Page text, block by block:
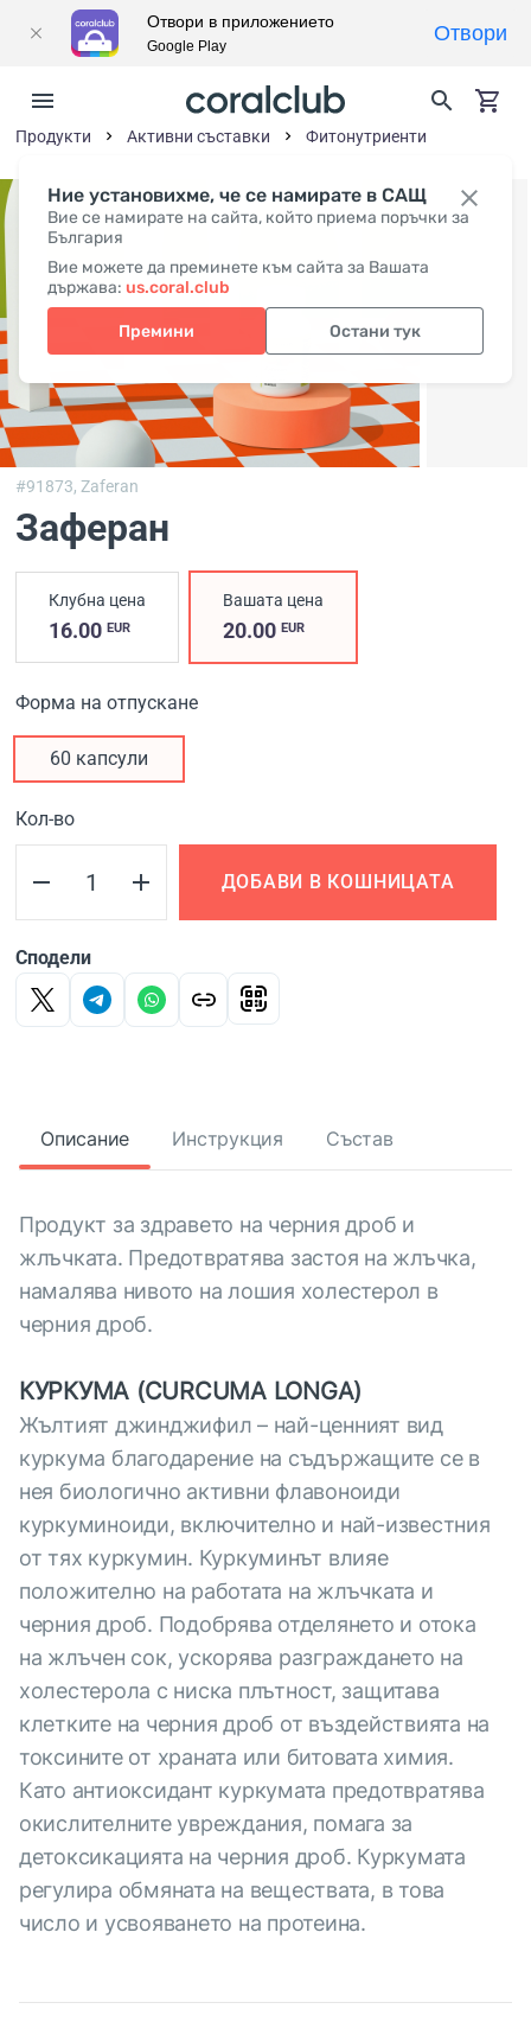
Ние установихме, че се намирате в САЩ
Вие се намирате на сайта, който приема поръчки за
България
Вие можете да преминете към сайта за Вашата
държава: us.coral.club
Премини Остани тук
Продукти Активни съставки Фитонутриенти
#91873,Zaferan
Заферан
Клубна цена
16.00 EUR
Вашата цена
20.00EUR
Форма на отпускане
60 капсули
Кол-во
ДОБАВИ В КОШНИЦАТА
Сподели
Описание Инструкция Състав
Продукт за здравето на черния дроб и
жлъчката. Предотвратява застоя на жлъчка,
намалява нивото на лошия холестерол в
черния дроб.
КУРКУМА (CURCUMA LONGA)
Жълтият джинджифил – най-ценният вид
куркума благодарение на съдържащите се в
нея биологично активни флавоноиди
куркуминоиди, включително и най-известния
от тях куркумин. Куркуминът влияе
положително на работата на жлъчката и
черния дроб. Подобрява отделянето и отока
на жлъчен сок, ускорява разграждането на
холестерола с ниска плътност, защитава
клетките на черния дроб от въздействията на
токсините от храната или битовата химия.
Като антиоксидант куркумата предотвратява
окислителните увреждания, помага за
детоксикацията на черния дроб. Куркумата
регулира обмяната на веществата, в това
число и усвояването на протеина.
Отвори в приложението
Google Play
Отвори